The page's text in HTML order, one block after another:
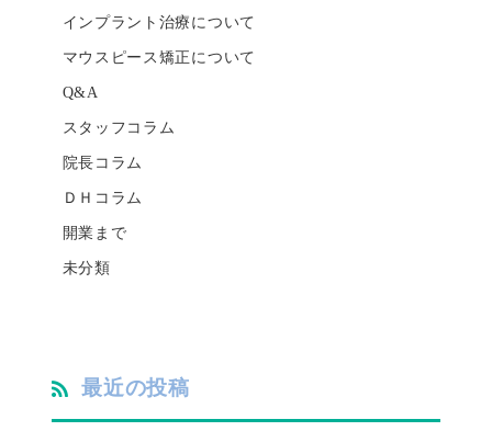
インプラント治療について
マウスピース矯正について
Q&A
スタッフコラム
院長コラム
ＤＨコラム
開業まで
未分類
最近の投稿